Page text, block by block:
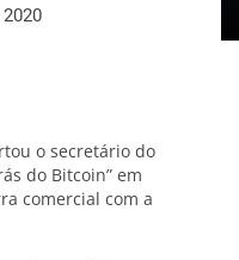
o secretário do
do Bitcoin” em
comercial com a